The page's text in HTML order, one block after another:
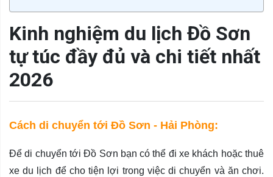
Kinh nghiệm du lịch Đồ Sơn
tự túc đầy đủ và chi tiết nhất
2026
Cách di chuyển tới Đồ Sơn - Hải Phòng:
Để di chuyển tới Đồ Sơn bạn có thể đi xe khách hoặc thuê
xe du lịch để cho tiện lợi trong việc di chuyển và ăn chơi.